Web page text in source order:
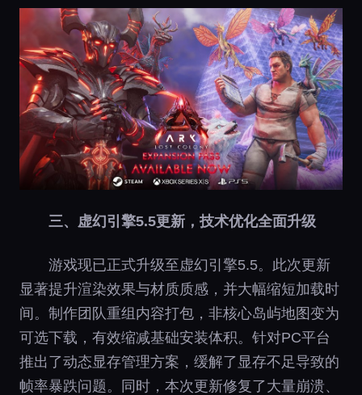
三、虚幻引擎5.5更新，技术优化全面升级
游戏现已正式升级至虚幻引擎5.5。此次更新
显著提升渲染效果与材质质感，并大幅缩短加载时
间。制作团队重组内容打包，非核心岛屿地图变为
可选下载，有效缩减基础安装体积。针对PC平台
推出了动态显存管理方案，缓解了显存不足导致的
帧率暴跌问题。同时，本次更新修复了大量崩溃、